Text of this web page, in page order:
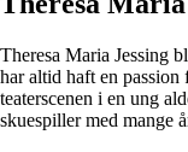
Theresa Maria Jessing
har altid haft en passion
teaterscenen i en ung
skuespiller med mange